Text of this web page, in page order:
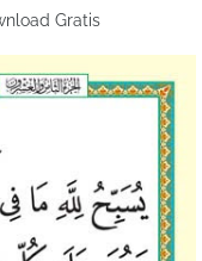
Gratis